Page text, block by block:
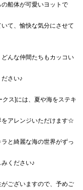
船体が可愛いヨットで
て、愉快な気分にさせて
んな仲間たちもカッコい
さい♪
ス]には、夏や海をステキ
をアレンジいただけます☆
と綺麗な海の世界がずっ
ください♪
ございますので、予めご